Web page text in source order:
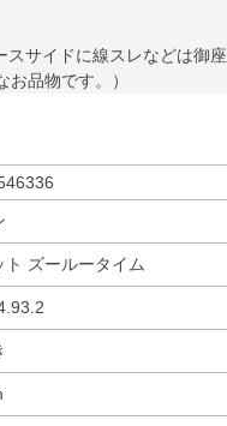
スサイドに線スレなどは御
品物です。）
ト ズールータイム